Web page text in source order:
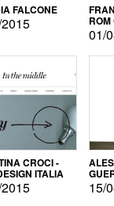
FALCONE
01/
CROCI -
ITALIA
15/